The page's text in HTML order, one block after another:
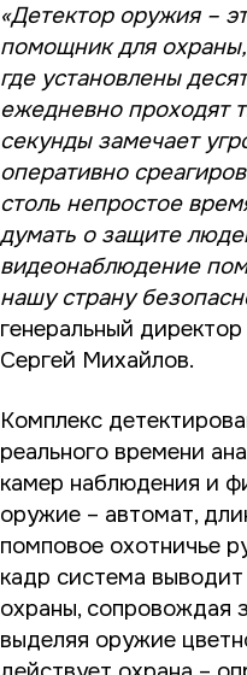
«Детектор оружия –
помощник для
где установлены
ежедневно проходят
секунды замечает
оперативно
столь непростое
думать о защите
видеонаблюдение
нашу страну
генеральный
Сергей Михайлов.
Комплекс
реального времени
камер наблюдения и
оружие – автомат,
помповое охотничье
кадр система выводит
охраны, сопровождая
выделяя оружие